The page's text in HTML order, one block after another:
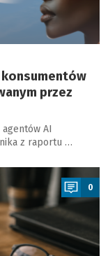
przez
AI
z raportu …
0